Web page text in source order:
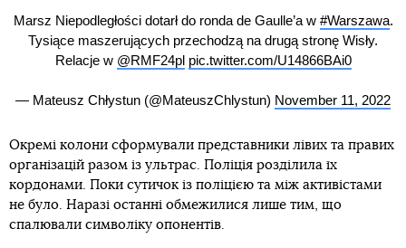
Marsz Niepodległości dotarł do ronda de Gaulle’a w #Warszawa.
Tysiące maszerujących przechodzą na drugą stronę Wisły.
Relacje w @RMF24pl pic.twitter.com/U14866BAi0
— Mateusz Chłystun (@MateuszChlystun) November 11, 2022
Окремі колони сформували представники лівих та правих
організацій разом із ультрас. Поліція розділила їх
кордонами. Поки сутичок із поліцією та між активістами
не було. Наразі останні обмежилися лише тим, що
спалювали символіку опонентів.